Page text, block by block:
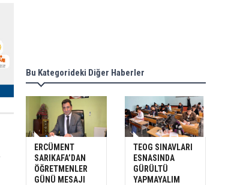
Bu Kategorideki Diğer Haberler
ERCÜMENT
SARIKAFA’DAN
ÖĞRETMENLER
GÜNÜ MESAJI
TEOG SINAVLARI
ESNASINDA
GÜRÜLTÜ
YAPMAYALIM